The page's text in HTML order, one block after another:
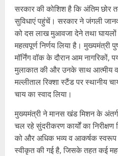
सरकार की कोशिश है कि अंतिम छोर
सुविधाएं पहुंचें। सरकार ने जंगली
को दस लाख मुआवजा देने तथा घायलों
महत्वपूर्ण निर्णय लिया है। मुख्यमंत्री
मॉर्निंग वॉक के दौरान आम नागरिकों,
मुलाकात की और उनके साथ आत्मीय
मल्लीताल रिक्शा स्टैंड पर स्थानीय
चाय का स्वाद लिया।
मुख्यमंत्री ने मानस खंड मिशन के
चल रहे सुंदरीकरण कार्यों का निरीक्षण
को और अधिक भव्य व आकर्षक स्वरूप
स्वीकृत की गई है, जिसके तहत कई